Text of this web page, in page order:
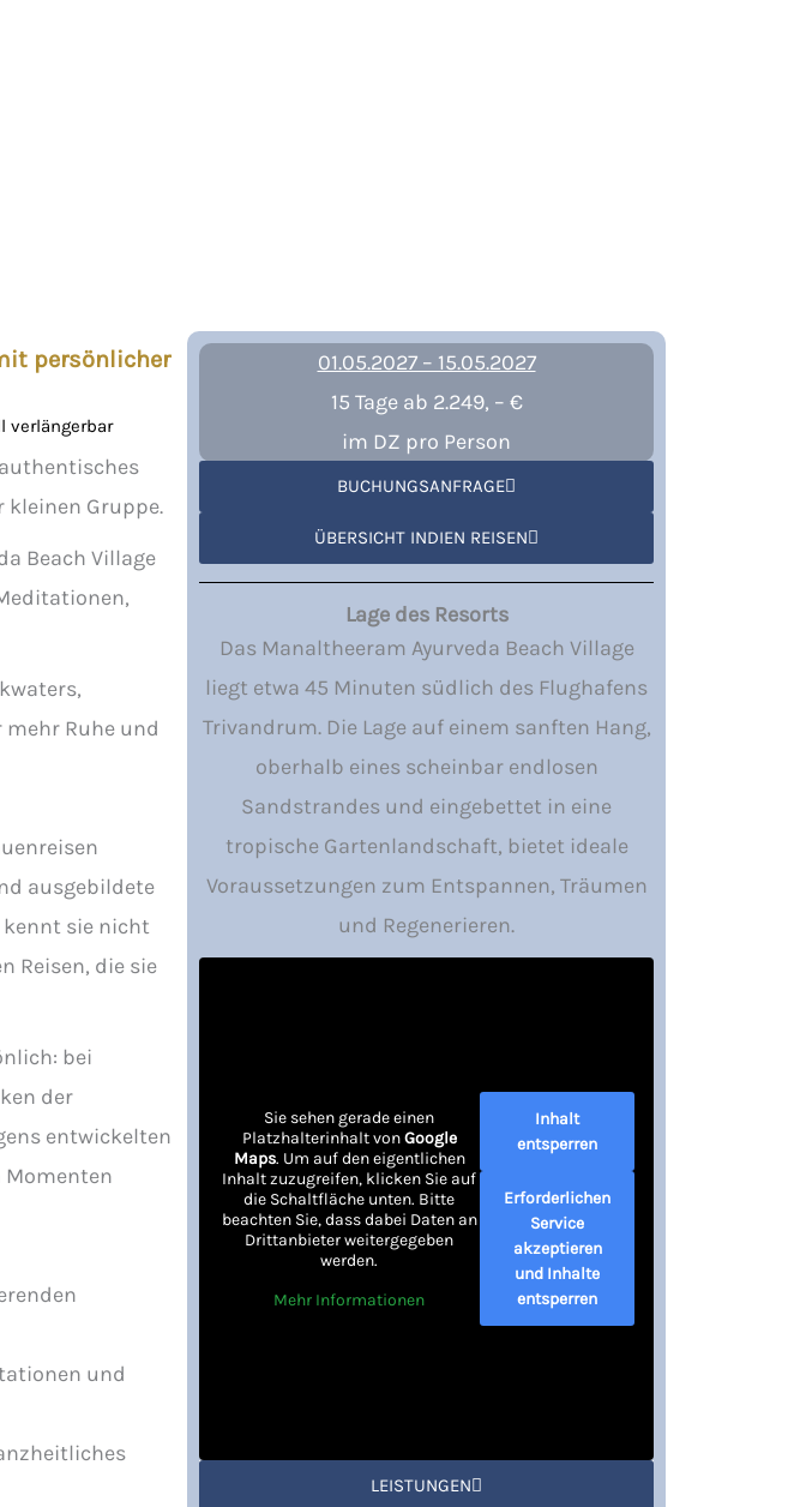
persönlicher
verlängerbar
kleinen Gruppe.
Beach Village
Ruhe und
ausgebildete
kennt sie nicht
Reisen, die sie
bei
der
entwickelten
und
01.05.2027 – 15.05.2027
15 Tage ab 2.249, – €
im DZ pro Person
BUCHUNGSANFRAGE
ÜBERSICHT INDIEN REISEN
Lage des Resorts
Das Manaltheeram Ayurveda Beach Village
liegt etwa 45 Minuten südlich des Flughafens
Trivandrum. Die Lage auf einem sanften Hang,
oberhalb eines scheinbar endlosen
Sandstrandes und eingebettet in eine
tropische Gartenlandschaft, bietet ideale
Voraussetzungen zum Entspannen, Träumen
und Regenerieren.
Sie sehen gerade einen
Platzhalterinhalt vonGoogle
Maps. Um auf den eigentlichen
Inhalt zuzugreifen, klicken Sie auf
die Schaltfläche unten. Bitte
beachten Sie, dass dabei Daten an
Drittanbieter weitergegeben
werden.
Mehr Informationen
Inhalt
entsperren
Erforderlichen
Service
akzeptieren
und Inhalte
entsperren
LEISTUNGEN